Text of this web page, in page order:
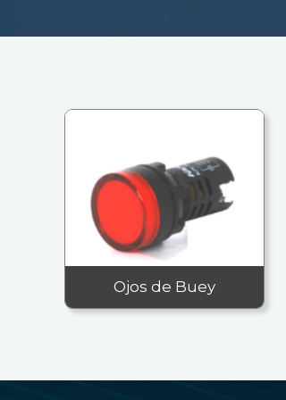
Ojos de Buey